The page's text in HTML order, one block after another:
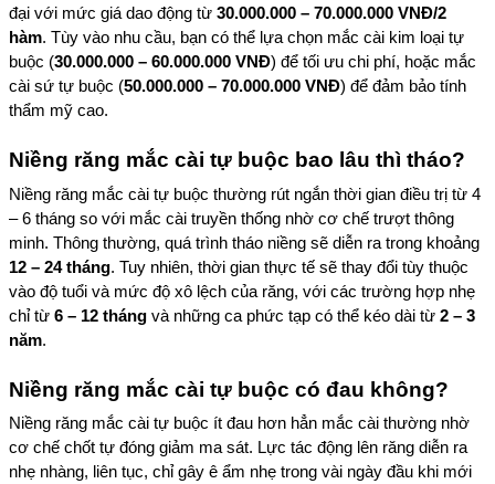
đại với mức giá dao động từ 30.000.000 – 70.000.000 VNĐ/2
hàm. Tùy vào nhu cầu, bạn có thể lựa chọn mắc cài kim loại tự
buộc (30.000.000 – 60.000.000 VNĐ) để tối ưu chi phí, hoặc mắc
cài sứ tự buộc (50.000.000 – 70.000.000 VNĐ) để đảm bảo tính
thẩm mỹ cao.
Niềng răng mắc cài tự buộc bao lâu thì tháo?
Niềng răng mắc cài tự buộc thường rút ngắn thời gian điều trị từ 4
– 6 tháng so với mắc cài truyền thống nhờ cơ chế trượt thông
12 – 24 tháng. Tuy nhiên, thời gian thực tế sẽ thay đổi tùy thuộc
vào độ tuổi và mức độ xô lệch của răng, với các trường hợp nhẹ
chỉ từ 6 – 12 tháng và những ca phức tạp có thể kéo dài từ 2 – 3
năm.
Niềng răng mắc cài tự buộc có đau không?
Niềng răng mắc cài tự buộc ít đau hơn hẳn mắc cài thường nhờ
cơ chế chốt tự đóng giảm ma sát. Lực tác động lên răng diễn ra
nhẹ nhàng, liên tục, chỉ gây ê ẩm nhẹ trong vài ngày đầu khi mới